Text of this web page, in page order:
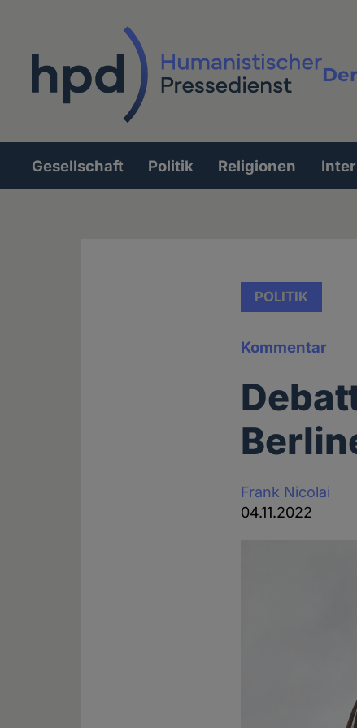
Hauptnavigation
Gesellschaft Politik Religionen
POLITIK
Kommentar
Frank Nicolai
04.11.2022